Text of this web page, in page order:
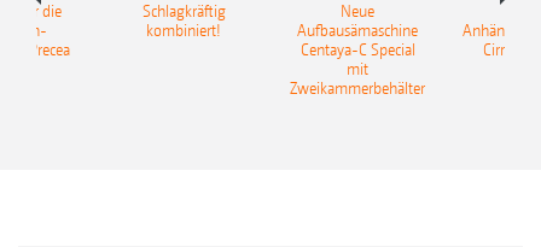
für die
Precea
Schlagkräftig
kombiniert!
Neue
Aufbausämaschine
Centaya-C Special
mit
Zweikammerbehälter
Cirrus